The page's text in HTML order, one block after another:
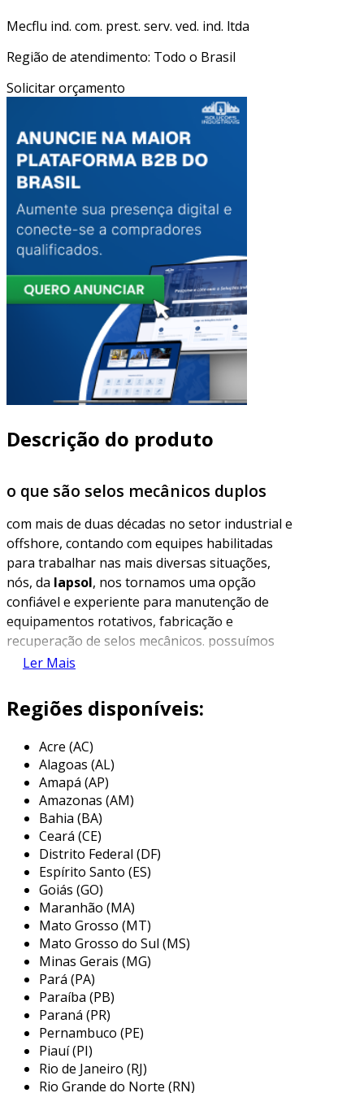
Mecflu ind. com. prest. serv. ved. ind. ltda
Região de atendimento: Todo o Brasil
Solicitar orçamento
Descrição do produto
o que são selos mecânicos duplos
com mais de duas décadas no setor industrial e
offshore, contando com equipes habilitadas
para trabalhar nas mais diversas situações,
nós, da lapsol, nos tornamos uma opção
confiável e experiente para manutenção de
equipamentos rotativos, fabricação e
recuperação de selos mecânicos. possuímos
todas as certificações e documentos que nos
com excelência, bem como na fabricação de
nossos produtos. temos como objetivo
oferecer soluções efetivas, prezando sempre
pela qualidade e buscando garantir o mais alto
nível de satisfação de cada cliente.
os selos mecânicos duplos são componentes
essenciais em sistemas de bombeamento,
projetados para evitar vazamentos de fluidos
em equipamentos rotativos, como bombas,
compressores e misturadores. eles atuam
impedindo que líquidos ou gases escapem
entre o eixo giratório e a parte fixa do
equipamento, garantindo a integridade do
sistema. a linha de selos mecânicos é
desenvolvida para aplicações em diversas
máquinas, incluindo turbinas, reatores e
sopradores, e está disponível em várias
versões, como cartucho, simples, duplo,
magnético e de molas múltiplas.
Ler Mais
Regiões disponíveis:
Acre (AC)
Alagoas (AL)
Amapá (AP)
Amazonas (AM)
Bahia (BA)
Ceará (CE)
Distrito Federal (DF)
Espírito Santo (ES)
Goiás (GO)
Maranhão (MA)
Mato Grosso (MT)
Mato Grosso do Sul (MS)
Minas Gerais (MG)
Pará (PA)
Paraíba (PB)
Paraná (PR)
Pernambuco (PE)
Piauí (PI)
Rio de Janeiro (RJ)
Rio Grande do Norte (RN)